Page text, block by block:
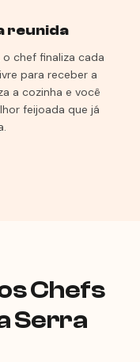
reunida
chef finaliza cada
para receber a
a cozinha e você
feijoada que já
Chefs
Serra